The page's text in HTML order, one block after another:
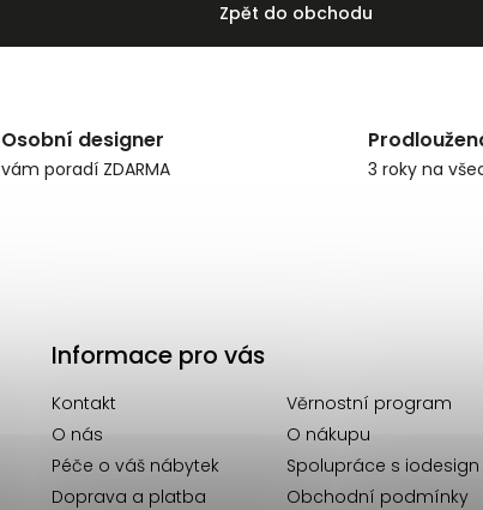
Zpět do obchodu
Osobní designer
vám poradí ZDARMA 3 roky na
Informace pro vás
Kontakt
Věrnostní program
O nás
O nákupu
Péče o váš nábytek
Spolupráce s iodesign
Doprava a platba
Obchodní podmínky